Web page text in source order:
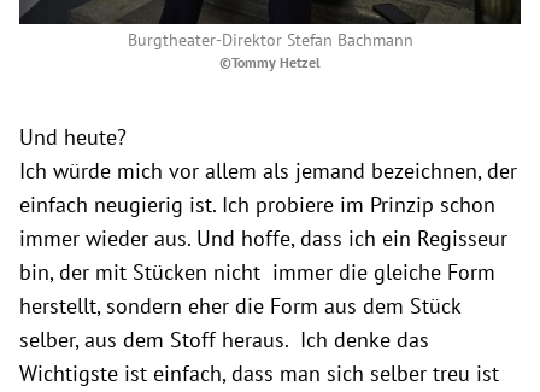
Burgtheater-Direktor Stefan Bachmann
©Tommy Hetzel
Und heute?
Ich würde mich vor allem als jemand bezeichnen, der
einfach neugierig ist. Ich probiere im Prinzip schon
immer wieder aus. Und hoffe, dass ich ein Regisseur
bin, der mit Stücken nicht immer die gleiche Form
herstellt, sondern eher die Form aus dem Stück
selber, aus dem Stoff heraus. Ich denke das
Wichtigste ist einfach, dass man sich selber treu ist